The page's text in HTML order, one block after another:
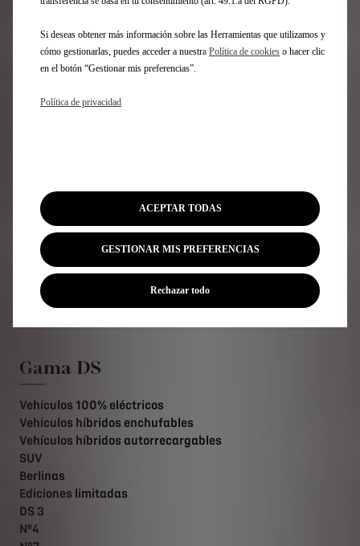
Después de Arabia Saudí, el ABB FIA Formula E
quinta carrera de la temporada el12 de abril.
Siga los resultados de la 11ª temporada
Volver a las noticias
Suscríbase a nuestra newsletter
Gama DS
Vehículos 100% eléctricos
Vehículos híbridos enchufables
Vehículos híbridos autorrecargables
SUV
Berlinas
Ediciones limitadas
DS 3
Nº4
Si deseas obtener más información sobre las Herramientas que utilizamos y
cómo gestionarlas, puedes acceder a nuestra Política de cookies o hacer clic
en el botón “Gestionar mis preferencias”.
Política de privacidad
GESTIONAR MIS PREFERENCIAS
ACEPTAR TODAS
Rechazar todo